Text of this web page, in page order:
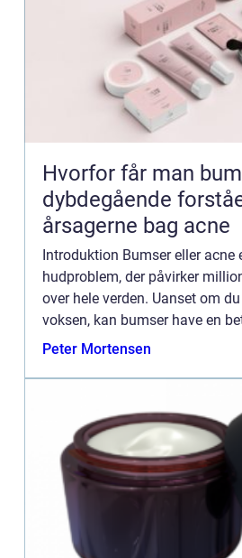
Hvorfor får man
dybdegående
årsagerne bag acne
Introduktion Bumser eller acne
hudproblem, der påvirker
over hele verden. Uanset om
voksen, kan bumser have en
på både dit fysiske udseende
Peter Mortensen